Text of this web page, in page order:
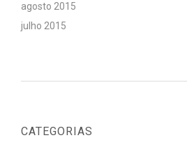
agosto 2015
julho 2015
CATEGORIAS